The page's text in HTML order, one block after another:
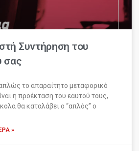
Συντήρηση του
σας
απλώς το απαραίτητο μεταφορικό
η προέκταση του εαυτού τους,
θα καταλάβει ο “απλός” ο
»